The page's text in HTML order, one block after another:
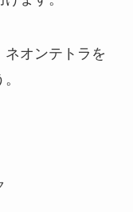
オンテトラを